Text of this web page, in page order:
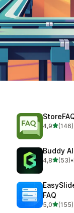
4,9von 5
(146)
146
Buddy
4,8von 5
(53)
53 •
FAQ
5,0von 5
(155)
155